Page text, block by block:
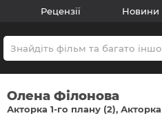
Рецензії Новини
Олена Філонова
Акторка 1-го плану (2)